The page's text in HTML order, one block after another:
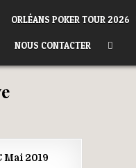
ORLÉANS POKER TOUR 2026
NOUS CONTACTER
Mai 2019